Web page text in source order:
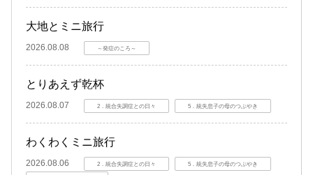
大地とミニ旅行
2026.08.08 ～発症のころ～
とりあえず乾杯
2026.08.07 2．統合失調症との日々 5．統失息子の母のつぶやき
わくわくミニ旅行
2026.08.06 2．統合失調症との日々 5．統失息子の母のつぶやき